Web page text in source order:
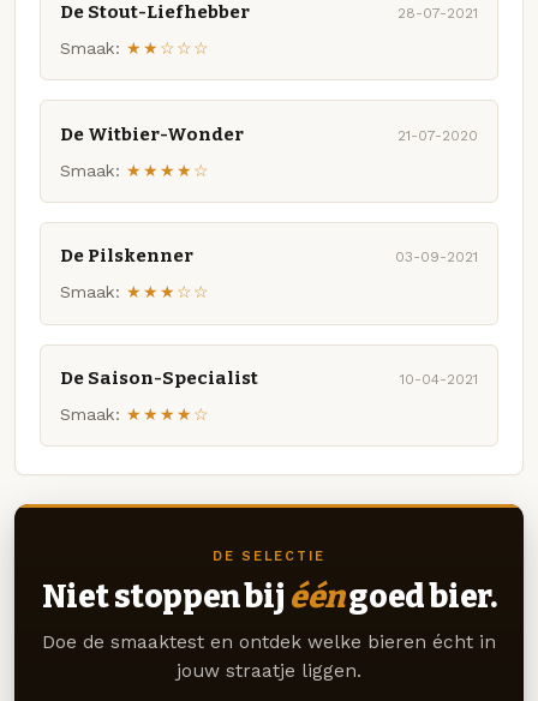
De Stout-Liefhebber 28-07-2021
Smaak: ★★☆☆☆
De Witbier-Wonder 21-07-2020
Smaak: ★★★★☆
De Pilskenner 03-09-2021
Smaak: ★★★☆☆
De Saison-Specialist 10-04-2021
Smaak: ★★★★☆
DE SELECTIE
Niet stoppen bij ééngoed bier.
Doe de smaaktest en ontdek welke bieren écht in
jouw straatje liggen.